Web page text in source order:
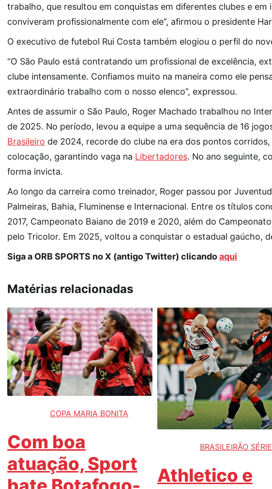
trabalho, que resultou em conquistas em diferentes clubes e em
conviveram profissionalmente com ele”, afirmou o presidente
O executivo de futebol Rui Costa também elogiou o perfil do
“O São Paulo está contratando um profissional de excelência,
clube intensamente. Confiamos muito na maneira como ele
extraordinário trabalho com o nosso elenco”, expressou.
Antes de assumir o São Paulo, Roger Machado trabalhou no
de 2025. No período, levou a equipe a uma sequência de 16
Brasileiro de 2024, recorde do clube na era dos pontos
colocação, garantindo vaga na Libertadores. No ano seguinte,
forma invicta.
Ao longo da carreira como treinador, Roger passou por
Palmeiras, Bahia, Fluminense e Internacional. Entre os títulos
2017, Campeonato Baiano de 2019 e 2020, além do
pelo Tricolor. Em 2025, voltou a conquistar o estadual gaúcho,
Siga a ORB SPORTS no X (antigo Twitter) clicandoaqui
Matérias relacionadas
COPA MARIA BONITA
Com boa
atuação, Sport
BRASILEIRÃO
Athletico e